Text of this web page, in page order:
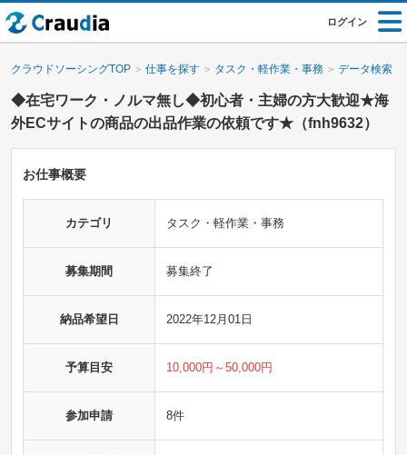
ログイン
クラウドソーシングTOP 仕事を探す タスク・軽作業・事務 データ検索・
◆在宅ワーク・ノルマ無し◆初心者・主婦の方大歓迎★海
外ECサイトの商品の出品作業の依頼です★（fnh9632）
お仕事概要
カテゴリ タスク・軽作業・事務
募集期間 募集終了
納品希望日 2022年12月01日
予算目安 10,000円～50,000円
参加申請 8件